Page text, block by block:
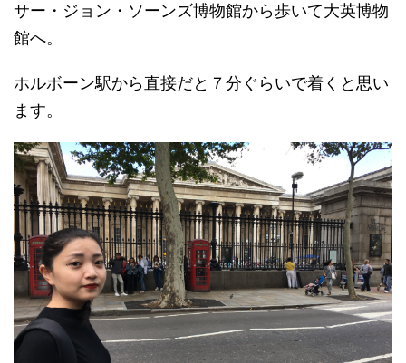
サー・ジョン・ソーンズ博物館から歩いて大英博物
館へ。
ホルボーン駅から直接だと７分ぐらいで着くと思い
ます。